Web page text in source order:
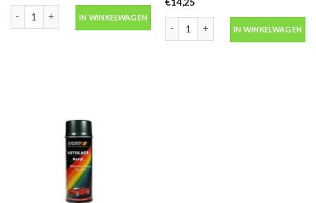
Motip Kompakt 41194 rood autolak in spuitbus 400ml aantal
IN WINKELWAGEN
IN WINKELWAGEN